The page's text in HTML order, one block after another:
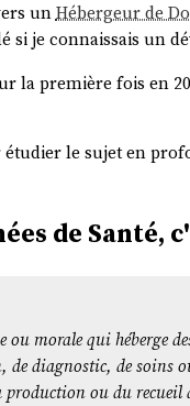
unHébergeur de
si je connaissais un
la première fois en
étudier le sujet en
de Santé,
ou morale qui héberge
de diagnostic, de soins
ou du recueil